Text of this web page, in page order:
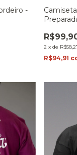
-
2 x de
R$94,91